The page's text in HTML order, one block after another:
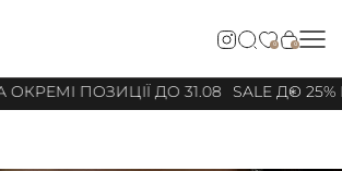
0 0
ОКРЕМІ ПОЗИЦІЇ ДО 31.08 SALE ДО